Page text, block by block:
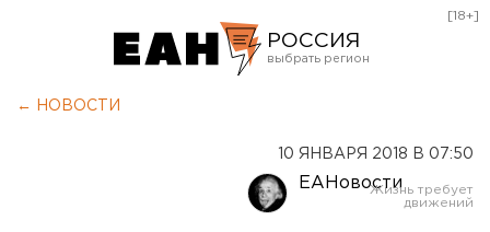
РОССИЯ
Оренбург
[18+]
← НОВОСТИ
10 ЯНВАРЯ 2018 В 07:50
ЕАНовости